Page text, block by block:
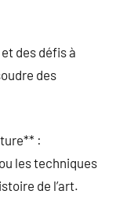
des défis à
des
:
les techniques
de l’art.